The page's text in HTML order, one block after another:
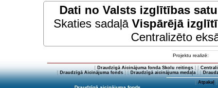
Dati no Valsts izglītības
Skaties sadaļā Vispārējā
Centralizēto
Projektu realizē:
[ Draudzīgā Aicinājuma fonda Skolu reitings] [
[Draudzīgā Aicinājuma fonds] [Draudzīgā aicinājuma medaļa] [
[Atpakaļ]